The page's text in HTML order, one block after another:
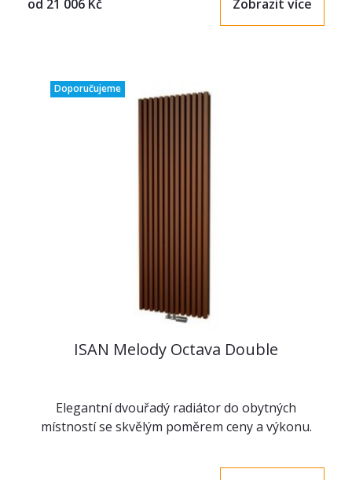
od 21 006 Kč Zobrazit více
Doporučujeme
ISAN Melody Octava Double
Elegantní dvouřadý radiátor do obytných
místností se skvělým poměrem ceny a výkonu.